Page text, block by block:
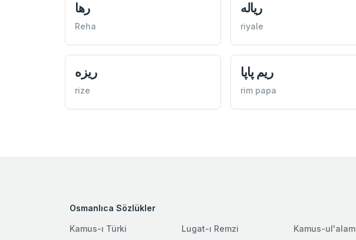
رها
Reha
رياله
riyale
ريزه
rize
ريم پاپا
rim papa
Osmanlıca Sözlükler
Kamus-ı Türki Lugat-ı Remzi Kamus-ul'alam